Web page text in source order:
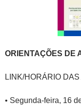
ORIENTAÇÕES DE
LINK/HORÁRIO
• Segunda-feira, 16